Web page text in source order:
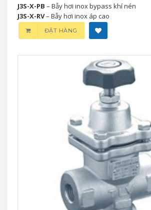
J3S-X-PB – Bẫy hơi inox bypass khí nén
J3S-X-RV– Bẫy hơi inox áp cao
ĐẶT HÀNG